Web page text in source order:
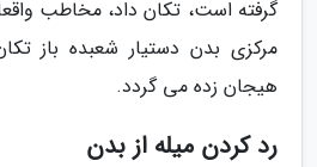
گرفته است، تکان داد، مخاطب
مرکزی بدن دستیار شعبده باز
هیجان زده می گردد.
رد کردن میله از بدن